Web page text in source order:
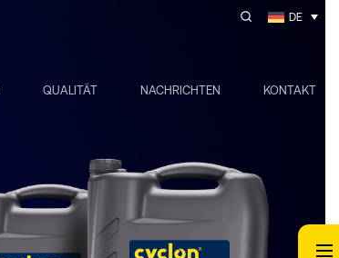
DE
QUALITÄT NACHRICHTEN KONTAKT